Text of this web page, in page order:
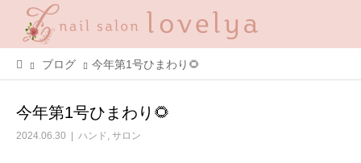
ブログ 今年第1号ひまわり🌻
今年第1号ひまわり🌻
2024.06.30 ハンド , サロン